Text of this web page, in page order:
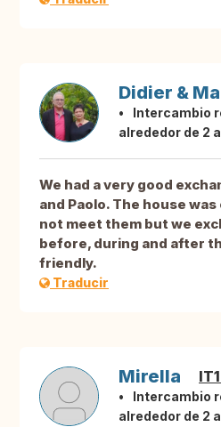
Didier &
Intercambio
alrededor de 2
We had a very good
and Paolo. The house
not meet them but we
before, during and after
friendly.
Traducir
Mirella
Intercambio
alrededor de 2